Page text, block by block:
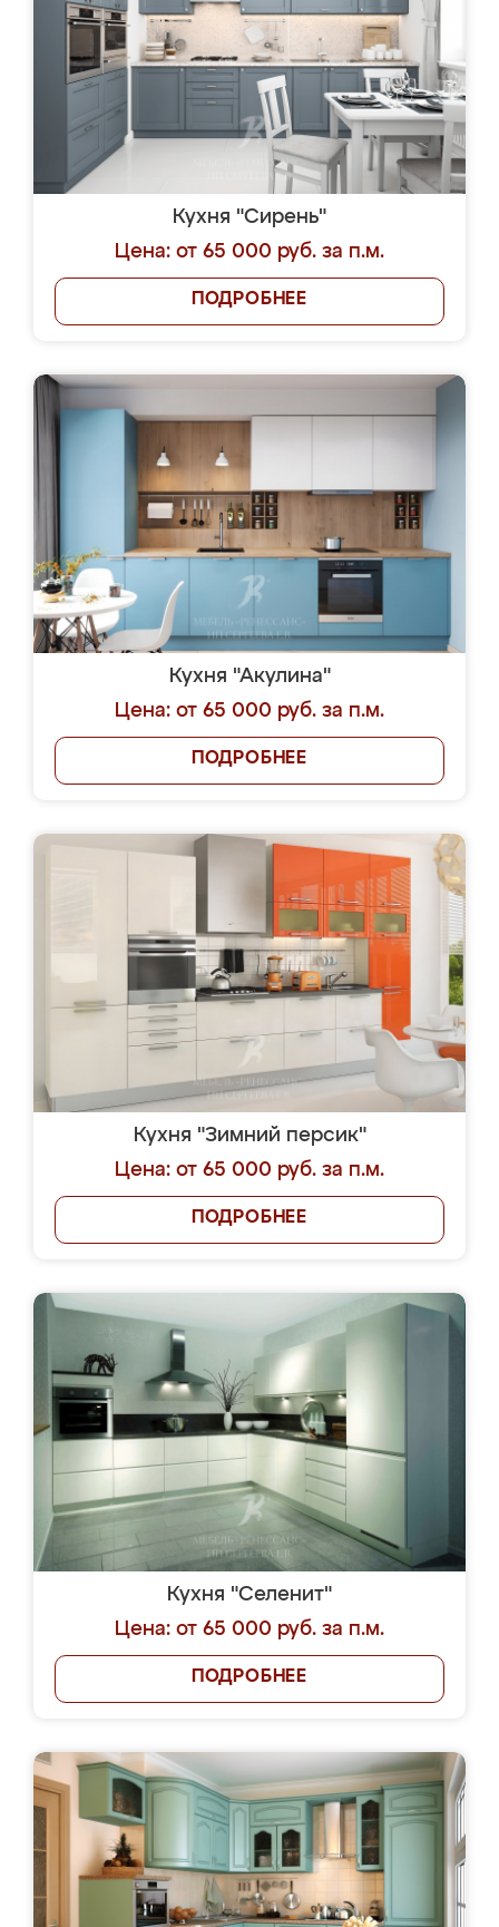
Кухня "Сирень"
Цена: от 65 000 руб. за п.м.
ПОДРОБНЕЕ
Кухня "Акулина"
Цена: от 65 000 руб. за п.м.
ПОДРОБНЕЕ
Кухня "Зимний персик"
Цена: от 65 000 руб. за п.м.
ПОДРОБНЕЕ
Кухня "Селенит"
Цена: от 65 000 руб. за п.м.
ПОДРОБНЕЕ